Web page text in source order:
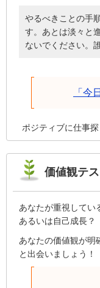
やるべきことの手
す。あとは淡々と
ないでください。
たつもりにしかな
す。今日は体験す
喜一憂しないで、
忘れないようにし
「今
ポジティブに仕事
価値観テス
あなたが重視してい
あるいは自己成長？
あなたの価値観が明
と出会いましょう！